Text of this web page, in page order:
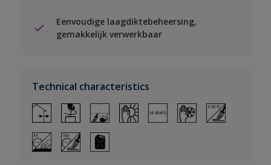
Eenvoudige laagdiktebeheersing,
gemakkelijk verwerkbaar
Technical characteristics